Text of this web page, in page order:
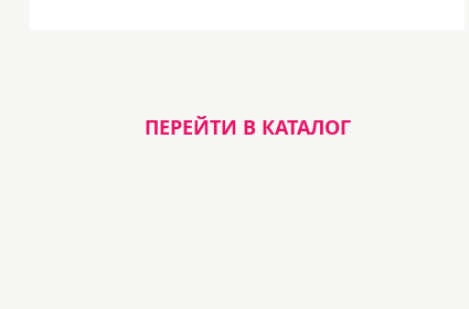
ПЕРЕЙТИ В КАТАЛОГ